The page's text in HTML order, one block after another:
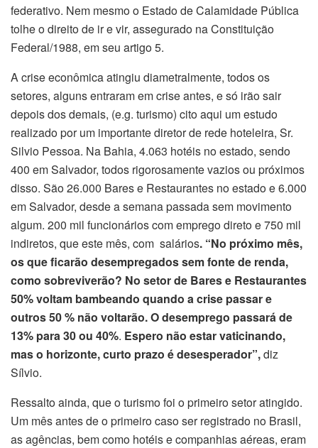
federativo. Nem mesmo o Estado de Calamidade Pública
tolhe o direito de ir e vir, assegurado na Constituição
Federal/1988, em seu artigo 5.
A crise econômica atingiu diametralmente, todos os
setores, alguns entraram em crise antes, e só irão sair
depois dos demais, (e.g. turismo) cito aqui um estudo
realizado por um importante diretor de rede hoteleira, Sr.
Silvio Pessoa. Na Bahia, 4.063 hotéis no estado, sendo
400 em Salvador, todos rigorosamente vazios ou próximos
disso. São 26.000 Bares e Restaurantes no estado e 6.000
em Salvador, desde a semana passada sem movimento
algum. 200 mil funcionários com emprego direto e 750 mil
indiretos, que este mês, com salários. “No próximo mês,
os que ficarão desempregados sem fonte de renda,
como sobreviverão? No setor de Bares e Restaurantes
50% voltam bambeando quando a crise passar e
outros 50 % não voltarão. O desemprego passará de
13% para 30 ou 40%. Espero não estar vaticinando,
mas o horizonte, curto prazo é desesperador”,diz
Sílvio.
Ressalto ainda, que o turismo foi o primeiro setor atingido.
Um mês antes de o primeiro caso ser registrado no Brasil,
as agências, bem como hotéis e companhias aéreas, eram